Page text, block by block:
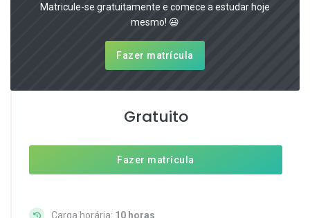
Matricule-se gratuitamente e comece a estudar hoje
mesmo! 😃
Fazer matrícula
Gratuito
Fazer matrícula
Carga horária: 10 horas